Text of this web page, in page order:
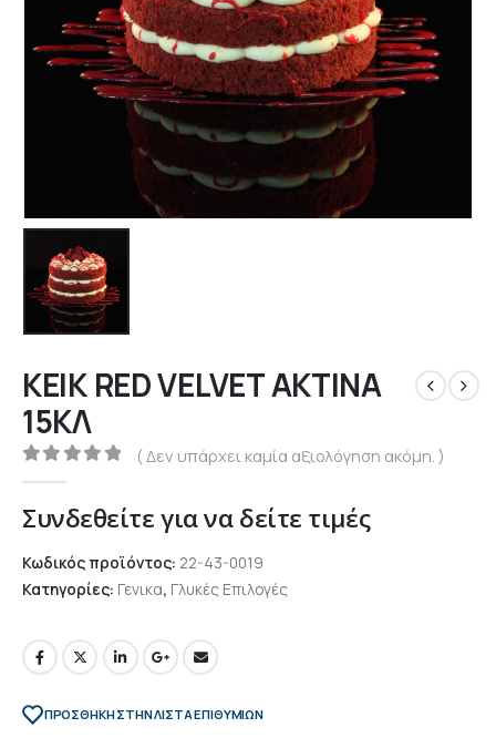
ΚΕΙΚ RED VELVET ΑΚΤΙΝΑ
15ΚΛ
0out of 5
( Δεν υπάρχει καμία αξιολόγηση ακόμη. )
Συνδεθείτε για να δείτε τιμές
Κωδικός προϊόντος: 22-43-0019
Κατηγορίες: Γενικα, Γλυκές Επιλογές
ΠΡΌΣΘΉΚΗ ΣΤΗΝ ΛΊΣΤΑ ΕΠΙΘΥΜΙΏΝ